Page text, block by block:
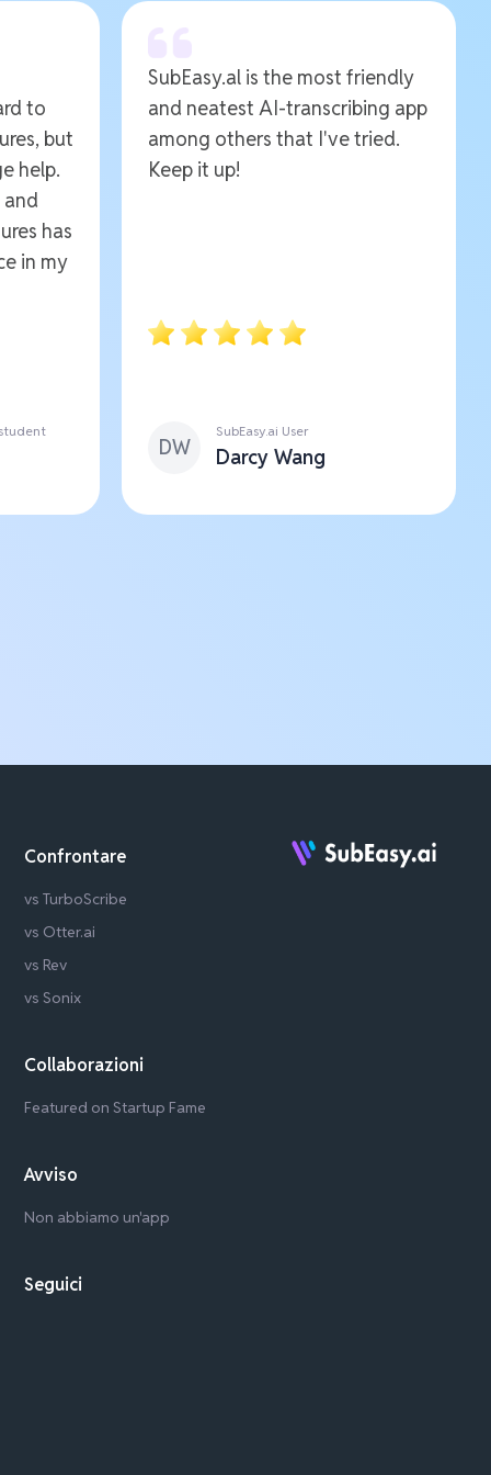
to
but
help.
has
in my
SubEasy.al is the most friendly
and neatest AI-transcribing app
among others that I've tried.
Keep it up!
DW
SubEasy.ai User
Darcy Wang
Confrontare
vs TurboScribe
vs Otter.ai
vs Rev
vs Sonix
Collaborazioni
Featured on Startup Fame
Avviso
Non abbiamo un'app
Seguici